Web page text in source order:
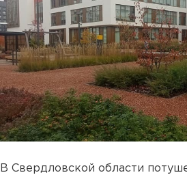
В Свердловской области